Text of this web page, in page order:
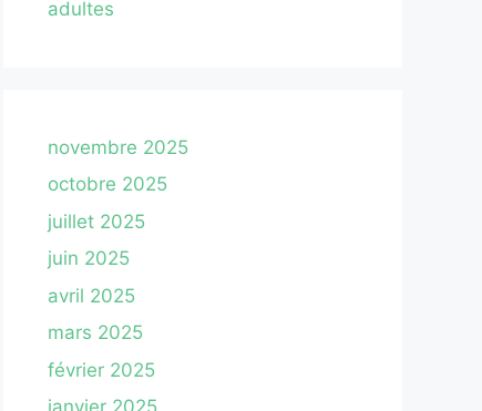
adultes
novembre 2025
octobre 2025
juillet 2025
juin 2025
avril 2025
mars 2025
février 2025
janvier 2025